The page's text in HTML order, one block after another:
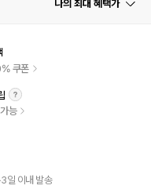
나의 최대 혜택가
쿠폰
능
일 이내 발송